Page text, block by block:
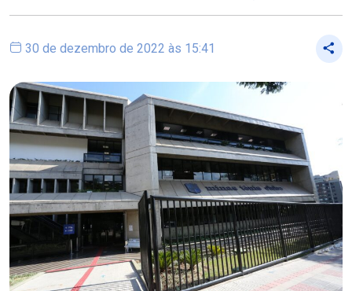
30 de dezembro de 2022 às 15:41